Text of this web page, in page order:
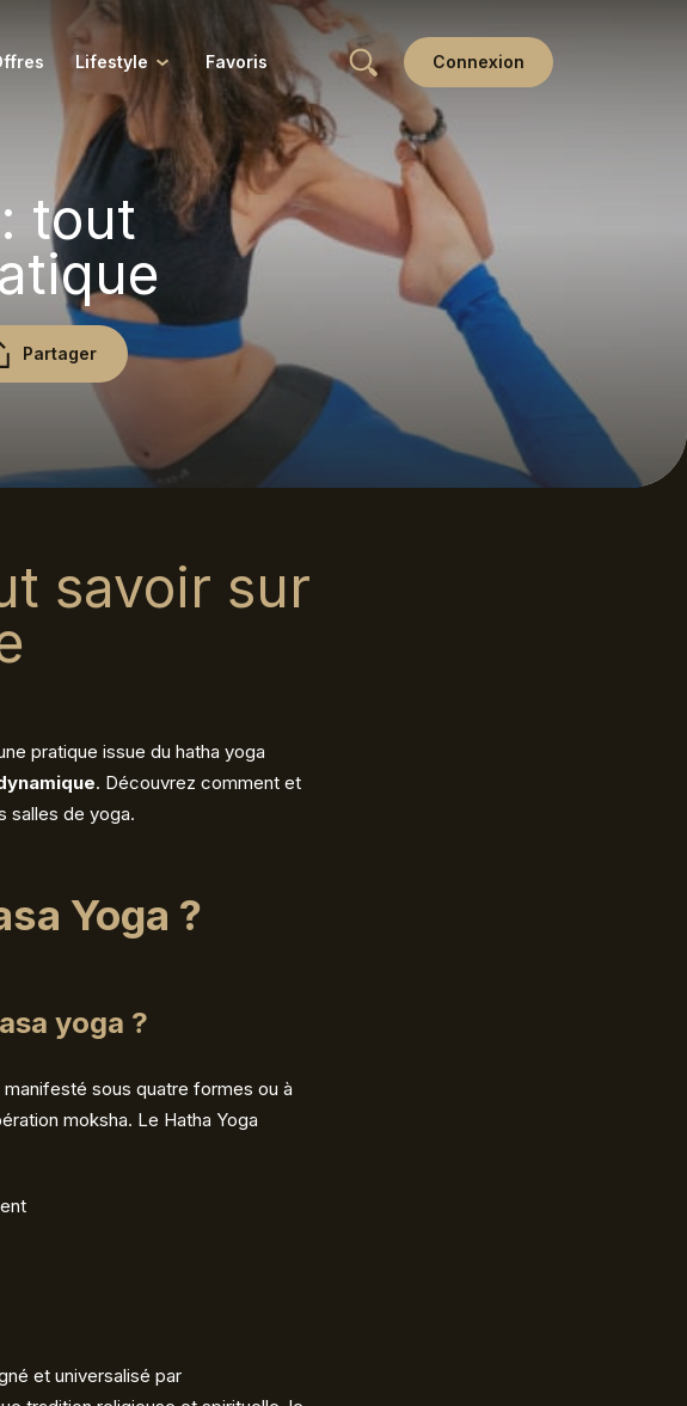
Wellness
Yin
Lifestyle
Tous nos articles
Retraites
Favoris Connexion
tout
Partager
savoir sur
pratique issue du hatha yoga
. Découvrez comment et
salles de yoga.
Yoga ?
yoga ?
sous quatre formes ou à
moksha. Le Hatha Yoga
et universalisé par